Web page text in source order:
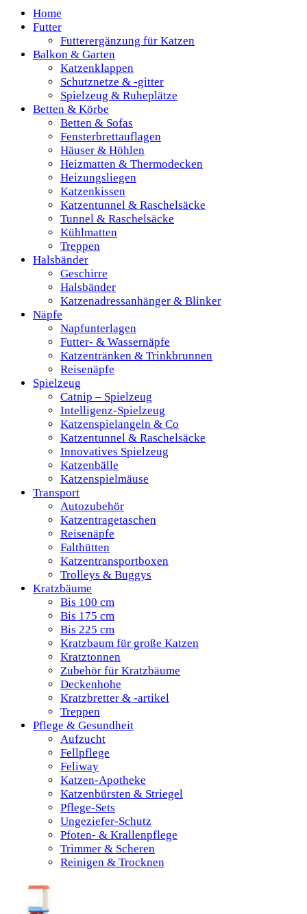
Home
Futter
Futterergänzung für Katzen
Balkon & Garten
Katzenklappen
Schutznetze & -gitter
Spielzeug & Ruheplätze
Betten & Körbe
Betten & Sofas
Fensterbrettauflagen
Häuser & Höhlen
Heizmatten & Thermodecken
Heizungsliegen
Katzenkissen
Katzentunnel & Raschelsäcke
Tunnel & Raschelsäcke
Kühlmatten
Treppen
Halsbänder
Geschirre
Halsbänder
Katzenadressanhänger & Blinker
Näpfe
Napfunterlagen
Futter- & Wassernäpfe
Katzentränken & Trinkbrunnen
Reisenäpfe
Spielzeug
Catnip – Spielzeug
Intelligenz-Spielzeug
Katzenspielangeln & Co
Katzentunnel & Raschelsäcke
Innovatives Spielzeug
Katzenbälle
Katzenspielmäuse
Transport
Autozubehör
Katzentragetaschen
Reisenäpfe
Falthütten
Katzentransportboxen
Trolleys & Buggys
Kratzbäume
Bis 100 cm
Bis 175 cm
Bis 225 cm
Kratzbaum für große Katzen
Kratztonnen
Zubehör für Kratzbäume
Deckenhohe
Kratzbretter & -artikel
Treppen
Pflege & Gesundheit
Aufzucht
Fellpflege
Feliway
Katzen-Apotheke
Katzenbürsten & Striegel
Pflege-Sets
Ungeziefer-Schutz
Pfoten- & Krallenpflege
Trimmer & Scheren
Reinigen & Trocknen